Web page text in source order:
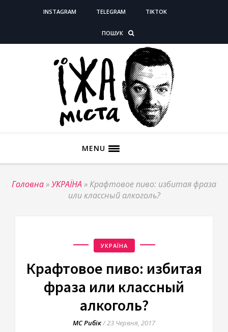
INSTAGRAM TELEGRAM TIKTOK
ПОШУК
MENU
Головна»УКРАЇНА» Крафтовое пиво: избитая фраза
или классный алкоголь?
УКРАЇНА
Крафтовое пиво: избитая
фраза или классный
алкоголь?
МС Рибік/23 Червня, 2017